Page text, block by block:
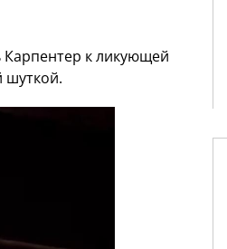
к ликующей
шуткой.